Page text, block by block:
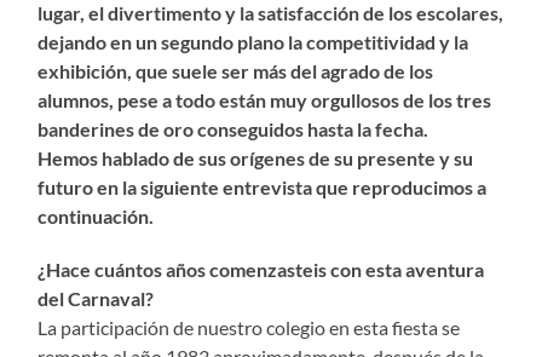
lugar, el divertimento y la satisfacción de los escolares,
dejando en un segundo plano la competitividad y la
exhibición, que suele ser más del agrado de los
alumnos, pese a todo están muy orgullosos de los tres
banderines de oro conseguidos hasta la fecha.
Hemos hablado de sus orígenes de su presente y su
futuro en la siguiente entrevista que reproducimos a
continuación.
¿Hace cuántos años comenzasteis con esta aventura
del Carnaval?
La participación de nuestro colegio en esta fiesta se